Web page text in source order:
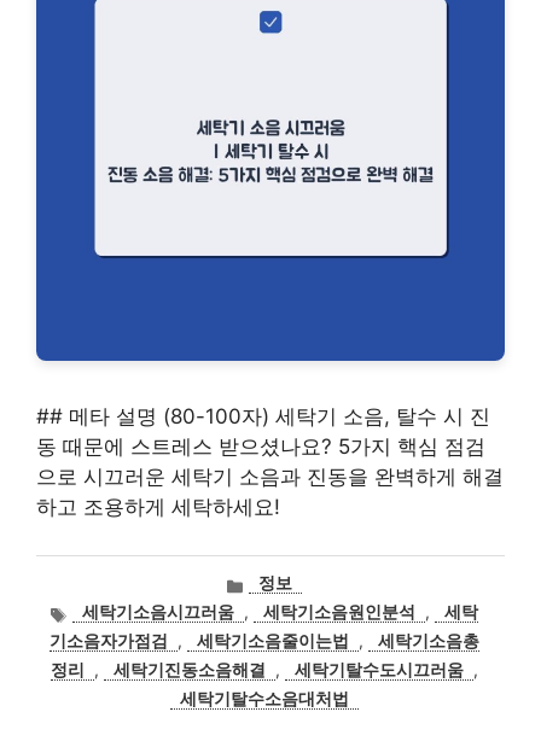
## 메타 설명 (80-100자) 세탁기 소음, 탈수 시 진
동 때문에 스트레스 받으셨나요? 5가지 핵심 점검
으로 시끄러운 세탁기 소음과 진동을 완벽하게 해결
하고 조용하게 세탁하세요!
카
고
리
정보
태
그
세탁기소음시끄러움 , 세탁기소음원인분석 ,
세탁
기소음자가점검
, 세탁기소음줄이는법 ,
세탁기소음총
정리
, 세탁기진동소음해결 , 세탁기탈수도시끄러움 ,
세탁기탈수소음대처법